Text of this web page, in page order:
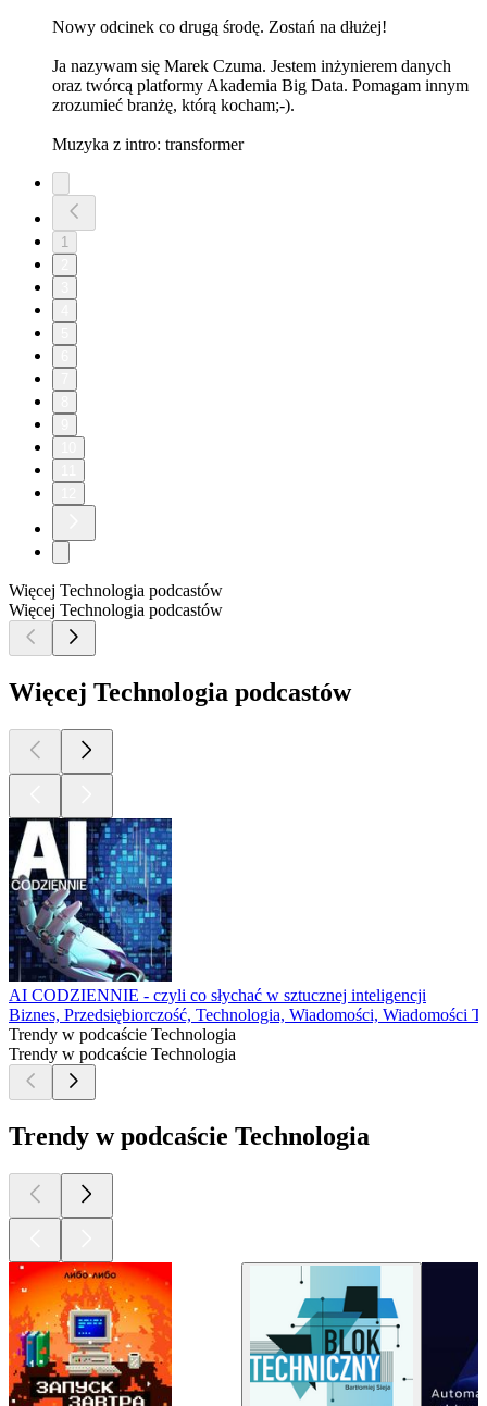
Nowy odcinek co drugą środę. Zostań na dłużej!
Ja nazywam się Marek Czuma. Jestem inżynierem danych
oraz twórcą platformy Akademia Big Data. Pomagam innym
zrozumieć branżę, którą kocham;-).
Muzyka z intro: transformer
1
Więcej Technologia podcastów
Więcej Technologia podcastów
Więcej Technologia podcastów
AI CODZIENNIE - czyli co słychać w sztucznej inteligencji
Biznes, Przedsiębiorczość, Technologia, Wiadomości, Wiadomości
Trendy w podcaście Technologia
Trendy w podcaście Technologia
Trendy w podcaście Technologia